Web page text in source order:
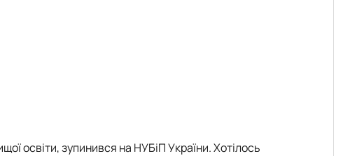
ЯРЕМА Микола Юрійович (13.12.1973 - 18.12.2022 р.), випускник 1996 року.
освіти, зупинився на НУБіП України. Хотілось